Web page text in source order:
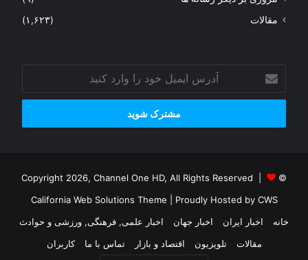
مقالات
(۱,۶۲۳)
آدرس
ایمیل
خود
وارد
© Copyright 2026, Channel One HD, All Rights Reserved |
California Web Solutions Theme | Proudly Hosted by CWS
خانه
اخبار ایران اخبار جهان
اخبار علمی, فرهنگی, ورزشی و حوادث
مقالات
تلویزیون اقتصاد و بازار تماس با ما کاربران